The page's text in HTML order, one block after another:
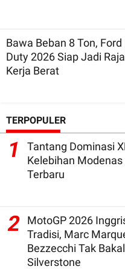
Bawa Beban 8 Ton,
Duty 2026 Siap Jadi
Kerja Berat
TERPOPULER
1
Tantang Dominasi
Kelebihan Modenas
Terbaru
2
MotoGP 2026
Tradisi, Marc
Bezzecchi Tak Bakal
Silverstone